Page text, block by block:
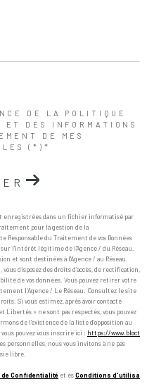
DE LA POLITIQUE
DES INFORMATIONS
DE MES
(*)*
dans un fichier informatisé par
pour la gestion de la
Responsable du Traitement de vos Données
l'intérêt légitime de l'Agence / du Réseau.
et sont destinées à l'Agence / au Réseau.
disposez des droits d’accès, de rectification,
de vos données. Vous pouvez retirer votre
l’Agence / Le Réseau. Consultez le site
Si vous estimez, après avoir contacté
Libertés » ne sont pas respectés, vous pouvez
de l’existence de la liste d'opposition au
pouvez vous inscrire ici : https://www.bloct
personnelles, nous vous invitons à ne pas
libre.
Confidentialité et esConditions d'utilisa